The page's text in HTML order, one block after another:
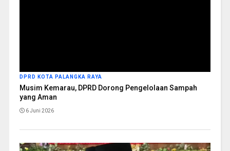
DPRD KOTA PALANGKA RAYA
Musim Kemarau, DPRD Dorong Pengelolaan Sampah
yang Aman
6 Juni 2026